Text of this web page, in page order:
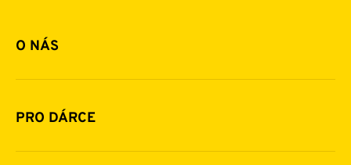
O NÁS
Základní informace o nadaci
Historie a zakladatelé
Financování
PRO DÁRCE
Jak pomáhat